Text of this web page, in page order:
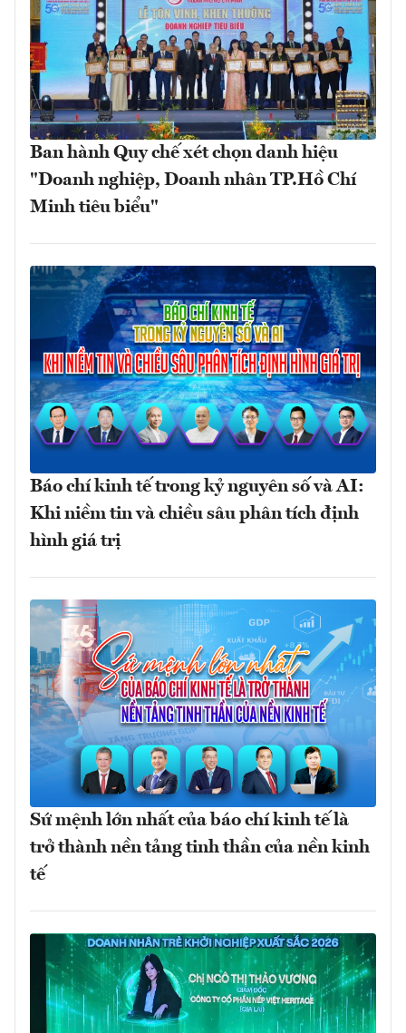
Ban hành Quy chế xét chọn danh hiệu
"Doanh nghiệp, Doanh nhân TP.Hồ Chí
Minh tiêu biểu"
Báo chí kinh tế trong kỷ nguyên số và AI:
Khi niềm tin và chiều sâu phân tích định
hình giá trị
Sứ mệnh lớn nhất của báo chí kinh tế là
trở thành nền tảng tinh thần của nền kinh
tế